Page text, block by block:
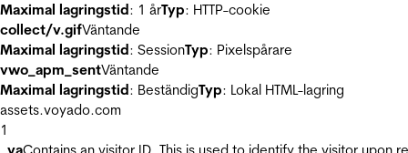
Maximal lagringstid: 1 årTyp: HTTP-cookie
collect/v.gifVäntande
Maximal lagringstid: SessionTyp: Pixelspårare
vwo_apm_sentVäntande
Maximal lagringstid: BeständigTyp: Lokal HTML-lagring
assets.voyado.com
1